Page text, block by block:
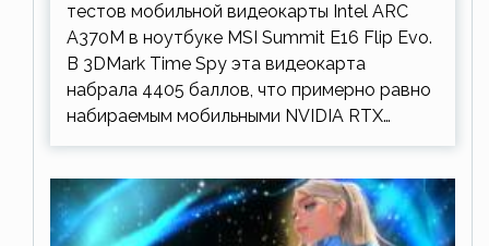
тестов мобильной видеокарты Intel ARC
A370M в ноутбуке MSI Summit E16 Flip Evo.
В 3DMark Time Spy эта видеокарта
набрала 4405 баллов, что примерно равно
набираемым мобильными NVIDIA RTX…